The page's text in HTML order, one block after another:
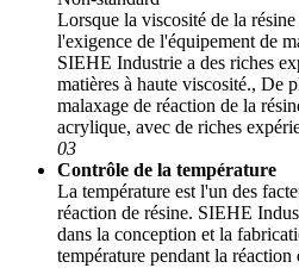
Lorsque la viscosité de la
l'exigence de l'équipement de
SIEHE Industrie a des riches
matières à haute viscosité., De
malaxage de réaction de la
acrylique, avec de riches
03
Contrôle de la température
La température est l'un des
réaction de résine. SIEHE
dans la conception et la
température pendant la